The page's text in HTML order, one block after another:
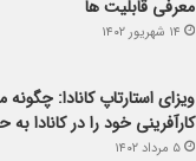
معرفی قابلیت ها
۱۴ شهریور ۱۴۰۲
ویزای استارتاپ کانادا: چگونه
کارآفرینی خود را در کانادا
۵ مرداد ۱۴۰۲